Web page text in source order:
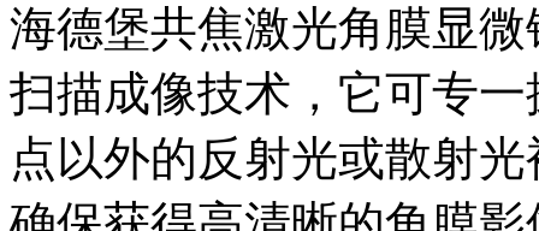
海德堡共焦激光角膜显
扫描成像技术，它可专
点以外的反射光或散射